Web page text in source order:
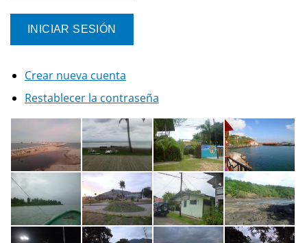
Crear nueva cuenta
Restablecer la contraseña